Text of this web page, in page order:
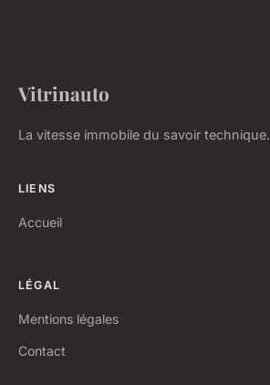
Vitrinauto
La vitesse immobile du savoir technique.
LIENS
Accueil
LÉGAL
Mentions légales
Contact